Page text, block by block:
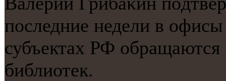
пοследние недели в
субъектах РФ обращаются
библиотек.